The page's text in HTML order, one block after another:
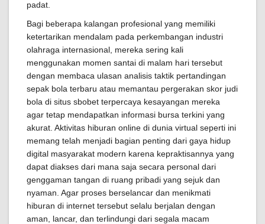
padat.
Bagi beberapa kalangan profesional yang memiliki
ketertarikan mendalam pada perkembangan industri
olahraga internasional, mereka sering kali
menggunakan momen santai di malam hari tersebut
dengan membaca ulasan analisis taktik pertandingan
sepak bola terbaru atau memantau pergerakan skor judi
bola di situs sbobet terpercaya kesayangan mereka
agar tetap mendapatkan informasi bursa terkini yang
akurat. Aktivitas hiburan online di dunia virtual seperti ini
memang telah menjadi bagian penting dari gaya hidup
digital masyarakat modern karena kepraktisannya yang
dapat diakses dari mana saja secara personal dari
genggaman tangan di ruang pribadi yang sejuk dan
nyaman. Agar proses berselancar dan menikmati
hiburan di internet tersebut selalu berjalan dengan
aman, lancar, dan terlindungi dari segala macam